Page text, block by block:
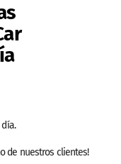
de nuestros clientes!